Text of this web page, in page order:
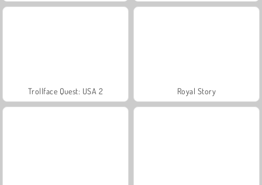
Trollface Quest: USA 2 Royal Story